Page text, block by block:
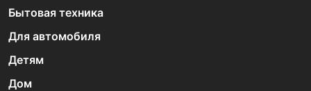
Бытовая техника
Для автомобиля
Детям
Дом